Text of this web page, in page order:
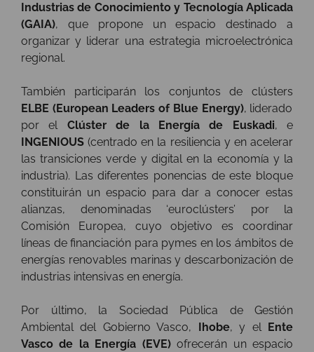
Industrias de Conocimiento y Tecnología Aplicada
(GAIA), que propone un espacio destinado a
organizar y liderar una estrategia microelectrónica
regional.
También participarán los conjuntos de clústers
ELBE (European Leaders of Blue Energy), liderado
por el Clúster de la Energía de Euskadi, e
INGENIOUS(centrado en la resiliencia y en acelerar
las transiciones verde y digital en la economía y la
industria). Las diferentes ponencias de este bloque
constituirán un espacio para dar a conocer estas
alianzas, denominadas ‘euroclústers’ por la
Comisión Europea, cuyo objetivo es coordinar
líneas de financiación para pymes en los ámbitos de
energías renovables marinas y descarbonización de
industrias intensivas en energía.
Por último, la Sociedad Pública de Gestión
Ambiental del Gobierno Vasco, Ihobe, y el Ente
Vasco de la Energía (EVE)ofrecerán un espacio